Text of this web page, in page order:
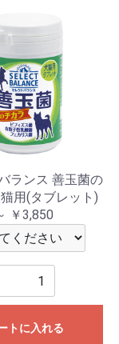
ランス 善玉菌の
用(タブレット)
￥3,850
トに入れる